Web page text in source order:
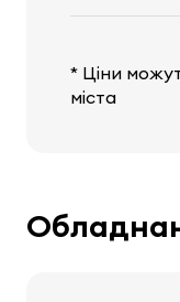
* Ціни
міста